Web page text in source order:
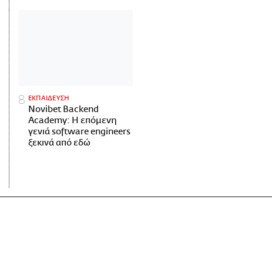
ΕΚΠΑΙΔΕΥΣΗ
Novibet Backend
Academy: Η επόμενη
γενιά software engineers
ξεκινά από εδώ